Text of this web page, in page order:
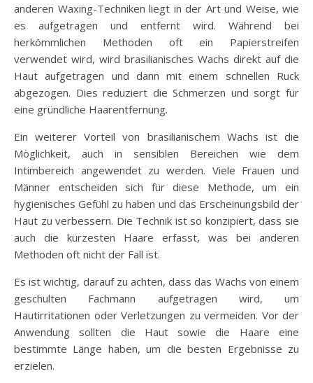
anderen Waxing-Techniken liegt in der Art und Weise, wie
es aufgetragen und entfernt wird. Während bei
herkömmlichen Methoden oft ein Papierstreifen
verwendet wird, wird brasilianisches Wachs direkt auf die
Haut aufgetragen und dann mit einem schnellen Ruck
abgezogen. Dies reduziert die Schmerzen und sorgt für
eine gründliche Haarentfernung.
Ein weiterer Vorteil von brasilianischem Wachs ist die
Möglichkeit, auch in sensiblen Bereichen wie dem
Intimbereich angewendet zu werden. Viele Frauen und
Männer entscheiden sich für diese Methode, um ein
hygienisches Gefühl zu haben und das Erscheinungsbild der
Haut zu verbessern. Die Technik ist so konzipiert, dass sie
auch die kürzesten Haare erfasst, was bei anderen
Methoden oft nicht der Fall ist.
Es ist wichtig, darauf zu achten, dass das Wachs von einem
geschulten Fachmann aufgetragen wird, um
Hautirritationen oder Verletzungen zu vermeiden. Vor der
Anwendung sollten die Haut sowie die Haare eine
bestimmte Länge haben, um die besten Ergebnisse zu
erzielen.